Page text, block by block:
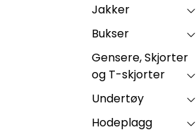
Jakker
Bukser
Gensere, Skjorter
og T-skjorter
Undertøy
Hodeplagg